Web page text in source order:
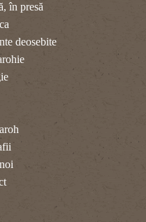
în presă
deosebite